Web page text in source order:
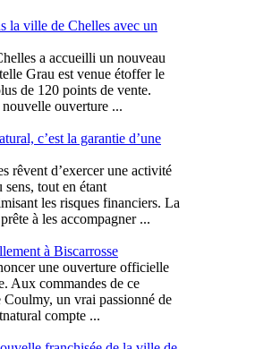
la ville de Chelles avec un
a accueilli un nouveau
Grau est venue étoffer le
de 120 points de vente.
ouverture ...
c’est la garantie d’une
rêvent d’exercer une activité
sens, tout en étant
les risques financiers. La
à les accompagner ...
à Biscarrosse
une ouverture officielle
Aux commandes de ce
un vrai passionné de
compte ...